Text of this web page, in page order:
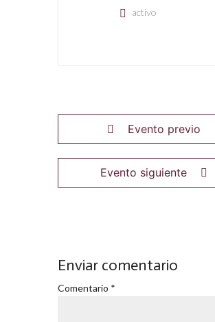
activo
Evento previo
Evento siguiente
Enviar comentario
Comentario *